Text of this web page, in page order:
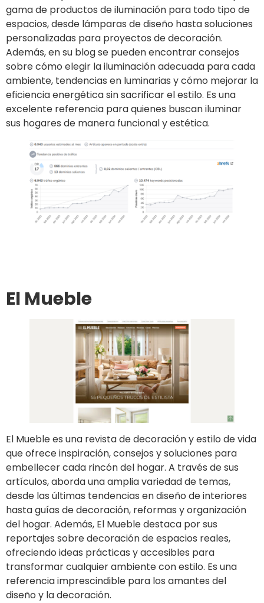
gama de productos de iluminación para todo tipo de
espacios, desde lámparas de diseño hasta soluciones
personalizadas para proyectos de decoración.
Además, en su blog se pueden encontrar consejos
sobre cómo elegir la iluminación adecuada para cada
ambiente, tendencias en luminarias y cómo mejorar la
eficiencia energética sin sacrificar el estilo. Es una
excelente referencia para quienes buscan iluminar
sus hogares de manera funcional y estética.
El Mueble
El Mueble es una revista de decoración y estilo de vida
que ofrece inspiración, consejos y soluciones para
embellecer cada rincón del hogar. A través de sus
artículos, aborda una amplia variedad de temas,
desde las últimas tendencias en diseño de interiores
hasta guías de decoración, reformas y organización
del hogar. Además, El Mueble destaca por sus
reportajes sobre decoración de espacios reales,
ofreciendo ideas prácticas y accesibles para
transformar cualquier ambiente con estilo. Es una
referencia imprescindible para los amantes del
diseño y la decoración.